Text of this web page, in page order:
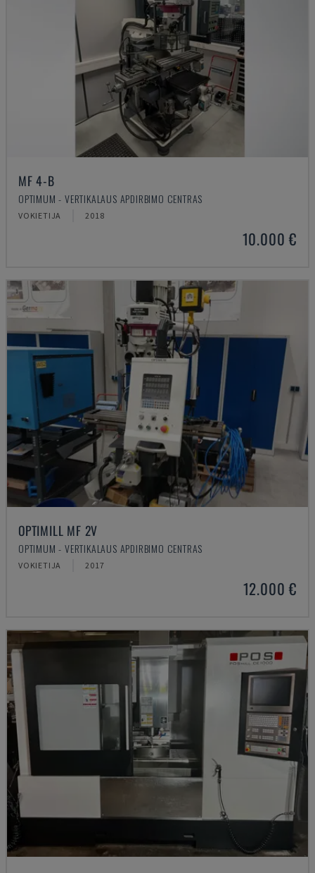
MF 4-B
OPTIMUM - VERTIKALAUS APDIRBIMO CENTRAS
VOKIETIJA 2018
10.000 €
OPTIMILL MF 2V
OPTIMUM - VERTIKALAUS APDIRBIMO CENTRAS
VOKIETIJA 2017
12.000 €